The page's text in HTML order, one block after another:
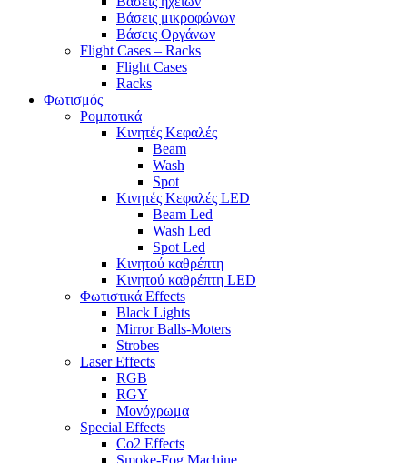
Βάσεις μικροφώνων
Βάσεις Οργάνων
Flight Cases – Racks
Flight Cases
Racks
Φωτισμός
Ρομποτικά
Κινητές Κεφαλές
Beam
Wash
Spot
Κινητές Κεφαλές LED
Beam Led
Wash Led
Spot Led
Κινητού καθρέπτη
Κινητού καθρέπτη LED
Φωτιστικά Effects
Black Lights
Mirror Balls-Moters
Strobes
Laser Effects
RGB
RGY
Μονόχρωμα
Special Effects
Co2 Effects
Smoke-Fog Machine